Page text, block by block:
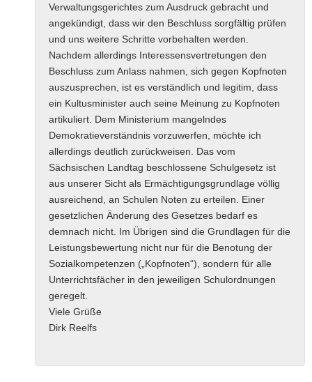
Verwaltungsgerichtes zum Ausdruck gebracht und
angekündigt, dass wir den Beschluss sorgfältig prüfen
und uns weitere Schritte vorbehalten werden.
Nachdem allerdings Interessensvertretungen den
Beschluss zum Anlass nahmen, sich gegen Kopfnoten
auszusprechen, ist es verständlich und legitim, dass
ein Kultusminister auch seine Meinung zu Kopfnoten
artikuliert. Dem Ministerium mangelndes
Demokratieverständnis vorzuwerfen, möchte ich
allerdings deutlich zurückweisen. Das vom
Sächsischen Landtag beschlossene Schulgesetz ist
aus unserer Sicht als Ermächtigungsgrundlage völlig
ausreichend, an Schulen Noten zu erteilen. Einer
gesetzlichen Änderung des Gesetzes bedarf es
demnach nicht. Im Übrigen sind die Grundlagen für die
Leistungsbewertung nicht nur für die Benotung der
Sozialkompetenzen („Kopfnoten“), sondern für alle
Unterrichtsfächer in den jeweiligen Schulordnungen
geregelt.
Viele Grüße
Dirk Reelfs